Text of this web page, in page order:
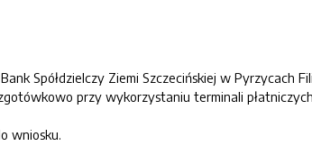
Spółdzielczy Ziemi Szczecińskiej w Pyrzycach
przy wykorzystaniu terminali
wniosku.